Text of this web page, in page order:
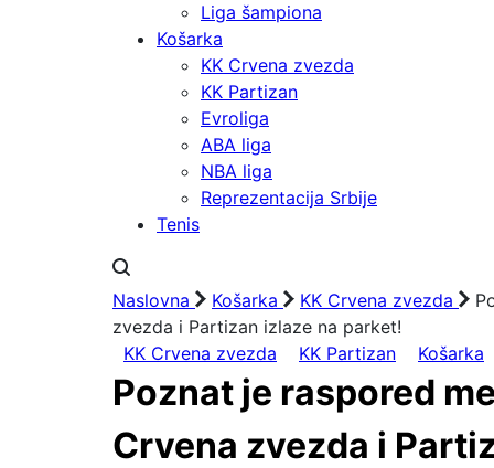
Liga šampiona
Košarka
KK Crvena zvezda
KK Partizan
Evroliga
ABA liga
NBA liga
Reprezentacija Srbije
Tenis
Naslovna Košarka KK Crvena zvezda
zvezda i Partizan izlaze na parket!
KK Crvena zvezda
KK Partizan Košarka
Poznat je raspored
Crvena zvezda i